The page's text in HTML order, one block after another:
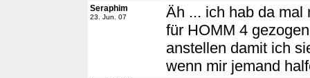
Seraphim
23. Jun. 07
Äh ... ich hab da mal
für HOMM 4
anstellen damit ich
wenn mir jemand